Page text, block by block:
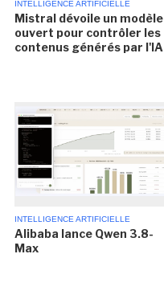
INTELLIGENCE ARTIFICIELLE
Mistral dévoile un modèle
ouvert pour contrôler les
contenus générés par l'IA
INTELLIGENCE ARTIFICIELLE
Alibaba lance Qwen 3.8-
Max